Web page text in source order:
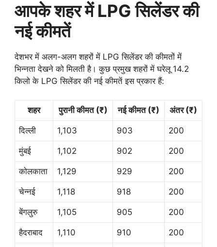
आपके शहर में LPG सिलेंडर की
नई कीमतें
देशभर में अलग-अलग शहरों में LPG सिलेंडर की कीमतों में
भिन्नता देखने को मिलती है। कुछ प्रमुख शहरों में घरेलू 14.2
किलो के LPG सिलेंडर की नई कीमतें इस प्रकार हैं:
शहर पुरानी कीमत (₹) नई कीमत (₹) अंतर (₹)
दिल्ली 1,103 903 200
मुंबई 1,102 902 200
कोलकाता 1,129 929 200
चेन्नई 1,118 918 200
बेंगलुरु 1,105 905 200
हैदराबाद 1,110 910 200